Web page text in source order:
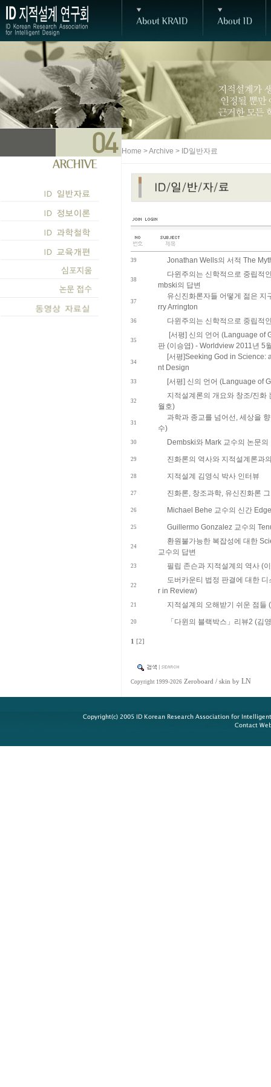
Home > Archive > ID일반자료
39 Jonathan Wells의 서적 The
38
다윈주의는 신학적으로 중립적
mbski의 답변
37
유신진화론자들 어떻게 젊은 지
rry Arrington
36 다윈주의는 신학적으로 중립적
35
[서평] 신의 언어 (Language of
판 (이승엽) - Worldview 2011년 5
34
[서평]Seeking God in Science:
nt Design
33 [서평] 신의 언어 (Language of
32
지적설계론의 개요와 창조/진화
월호)
31
과학과 종교를 넘어선, 세상을
수)
30 Dembski와 Mark 교수의 논문
29 진화론의 역사와 지적설계론과
28 지적설계 김영식 박사 인터뷰
27 진화론, 창조과학, 유신진화론
26 Michael Behe 교수의 신간
25 Guillermo Gonzalez 교수의
24
환원불가능한 복잡성에 대한
교수의 답변
23 필립 존슨과 지적설계의 역사 (
22
도버카운티 법정 판결에 대한
r in Review)
21 지적설계의 오해받기 쉬운 점들
20 「다윈의 블랙박스」리뷰2 (김
1 [2]
Copyright 1999-2026 Zeroboard / skin by LN